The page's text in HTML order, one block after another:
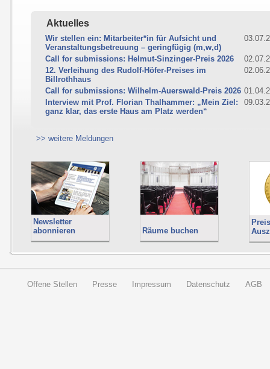
Aktuelles
Wir stellen ein: Mitarbeiter*in für Aufsicht und
Veranstaltungsbetreuung – geringfügig (m,w,d)
Call for submissions: Helmut-Sinzinger-Preis 2026
12. Verleihung des Rudolf-Höfer-Preises im
Billrothhaus
Call for submissions: Wilhelm-Auerswald-Preis 2026
Interview mit Prof. Florian Thalhammer: „Mein Ziel:
ganz klar, das erste Haus am Platz werden“
>> weitere Meldungen
Newsletter
abonnieren
Räume buchen
Offene Stellen Presse Impressum Datenschutz AGB